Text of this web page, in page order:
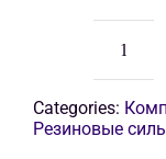
Categories:
Резиновые